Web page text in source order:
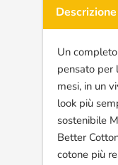
Descrizione
Un
pensato per
mesi, in un
look più
sostenibile
Better
cotone più